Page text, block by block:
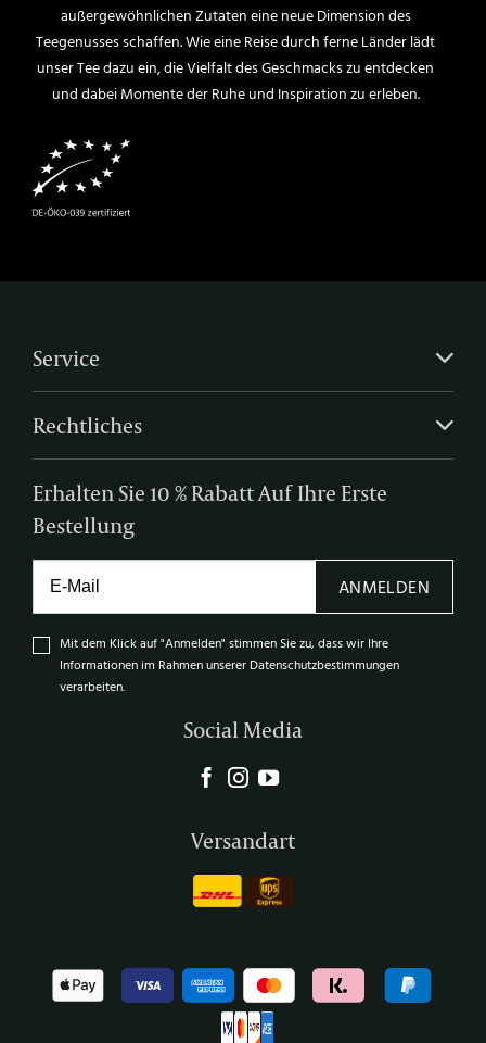
außergewöhnlichen Zutaten eine neue Dimension des
Teegenusses schaffen. Wie eine Reise durch ferne Länder lädt
unser Tee dazu ein, die Vielfalt des Geschmacks zu entdecken
und dabei Momente der Ruhe und Inspiration zu erleben.
Service
Rechtliches
Erhalten Sie 10 % Rabatt Auf Ihre Erste
Bestellung
Mit dem Klick auf "Anmelden" stimmen Sie zu, dass wir Ihre
Informationen im Rahmen unserer Datenschutzbestimmungen
verarbeiten.
ANMELDEN
Social Media
Versandart